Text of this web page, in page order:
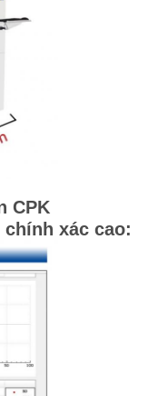
CPK
chính xác cao: